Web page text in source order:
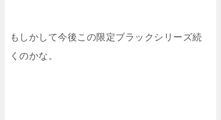
もしかして今後この限定ブラックシリーズ続
くのかな。